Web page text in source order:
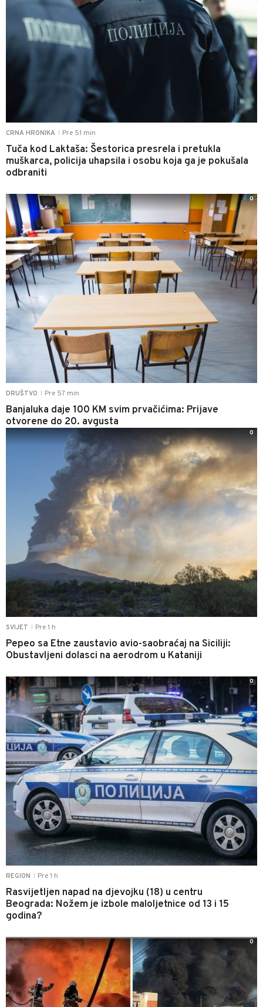
CRNA HRONIKA Pre 51 min
Tuča kod Laktaša: Šestorica presrela i pretukla
muškarca, policija uhapsila i osobu koja ga je pokušala
odbraniti
DRUŠTVO Pre 57 min
Banjaluka daje 100 KM svim prvačićima: Prijave
otvorene do 20. avgusta
0
SVIJET Pre 1 h
Pepeo sa Etne zaustavio avio-saobraćaj na Siciliji:
Obustavljeni dolasci na aerodrom u Kataniji
0
REGION Pre 1 h
Rasvijetljen napad na djevojku (18) u centru
Beograda: Nožem je izbole maloljetnice od 13 i 15
godina?
0
0